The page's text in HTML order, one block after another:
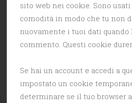
sito web nei cookie. Sono
comodità in modo che tu non
nuovamente i tuoi dati quando
commento. Questi cookie
Se hai un account e accedi a
impostato un cookie
determinare se il tuo browser